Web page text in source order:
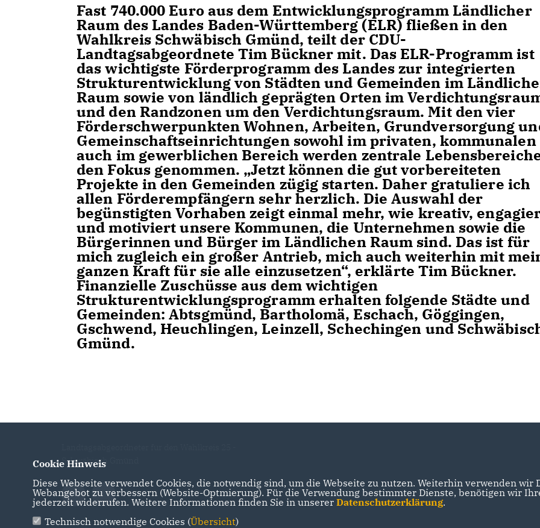
Fast 740.000 Euro aus dem Entwicklungsprogramm Ländlicher
Raum des Landes Baden-Württemberg (ELR) fließen in den
Wahlkreis Schwäbisch Gmünd, teilt der CDU-
Landtagsabgeordnete Tim Bückner mit. Das ELR-Programm ist
das wichtigste Förderprogramm des Landes zur integrierten
Strukturentwicklung von Städten und Gemeinden im
Raum sowie von ländlich geprägten Orten im
und den Randzonen um den Verdichtungsraum. Mit den vier
Förderschwerpunkten Wohnen, Arbeiten, Grundversorgung
Gemeinschaftseinrichtungen sowohl im privaten, kommunalen
auch im gewerblichen Bereich werden zentrale
den Fokus genommen. „Jetzt können die gut vorbereiteten
Projekte in den Gemeinden zügig starten. Daher gratuliere ich
allen Förderempfängern sehr herzlich. Die Auswahl der
begünstigten Vorhaben zeigt einmal mehr, wie kreativ,
und motiviert unsere Kommunen, die Unternehmen sowie die
Bürgerinnen und Bürger im Ländlichen Raum sind. Das ist für
mich zugleich ein großer Antrieb, mich auch weiterhin mit
ganzen Kraft für sie alle einzusetzen“, erklärte Tim Bückner.
Finanzielle Zuschüsse aus dem wichtigen
Strukturentwicklungsprogramm erhalten folgende Städte und
Gemeinden: Abtsgmünd, Bartholomä, Eschach, Göggingen,
Gschwend, Heuchlingen, Leinzell, Schechingen und
Gmünd.
Schwäbisch Gmünd
Cookie Hinweis
Diese Webseite verwendet Cookies, die notwendig sind, um die Webseite zu nutzen. Weiterhin verwenden
Webangebot zu verbessern (Website-Optmierung). Für die Verwendung bestimmter Dienste, benötigen wir
jederzeit widerrufen. Weitere Informationen finden Sie in unserer Datenschutzerklärung.
Technisch notwendige Cookies (Übersicht)